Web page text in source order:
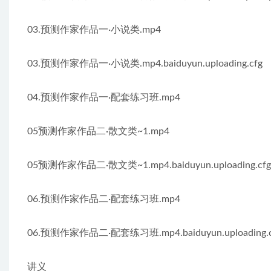
03.预测作家作品一·小说类.mp4
03.预测作家作品一·小说类.mp4.baiduyun.uploading.cfg
04.预测作家作品一·配套练习班.mp4
05预测作家作品二·散文类~1.mp4
05预测作家作品二·散文类~1.mp4.baiduyun.uploading.cfg
06.预测作家作品二·配套练习班.mp4
06.预测作家作品二·配套练习班
讲义